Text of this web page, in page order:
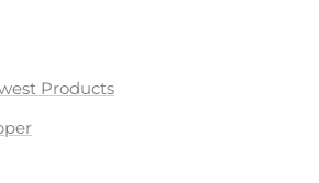
Products